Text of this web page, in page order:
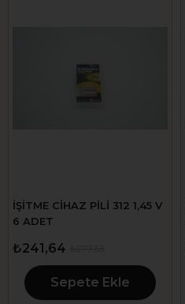
İŞİTME CİHAZ PİLİ 312 1,45 V
6 ADET
₺241,64
Sepete Ekle